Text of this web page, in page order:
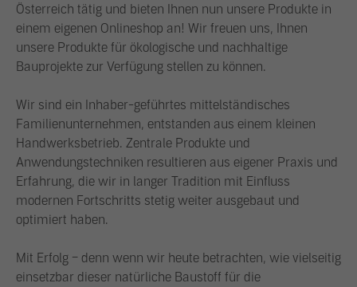
Österreich tätig und bieten Ihnen nun unsere Produkte in
einem eigenen Onlineshop an! Wir freuen uns, Ihnen
unsere Produkte für ökologische und nachhaltige
Bauprojekte zur Verfügung stellen zu können.
Wir sind ein Inhaber-geführtes mittelständisches
Familienunternehmen, entstanden aus einem kleinen
Handwerksbetrieb. Zentrale Produkte und
Anwendungstechniken resultieren aus eigener Praxis und
Erfahrung, die wir in langer Tradition mit Einfluss
modernen Fortschritts stetig weiter ausgebaut und
optimiert haben.
Mit Erfolg – denn wenn wir heute betrachten, wie vielseitig
einsetzbar dieser natürliche Baustoff für die